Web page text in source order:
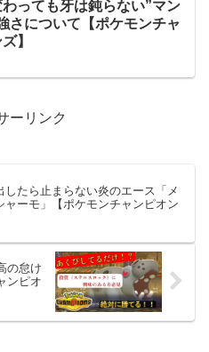
っても牙は鈍らない”マン
さについて【ポケモンチャ
】
ーリンク
したら止まらない炎のエース「メ
ャーモ」【ポケモンチャンピオン
の怠け
ンピオ